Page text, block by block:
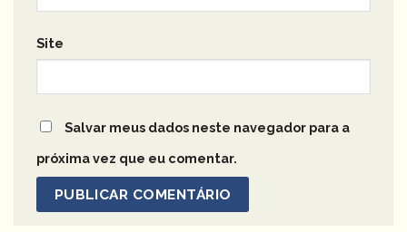
Site
Salvar meus dados neste navegador para a
próxima vez que eu comentar.